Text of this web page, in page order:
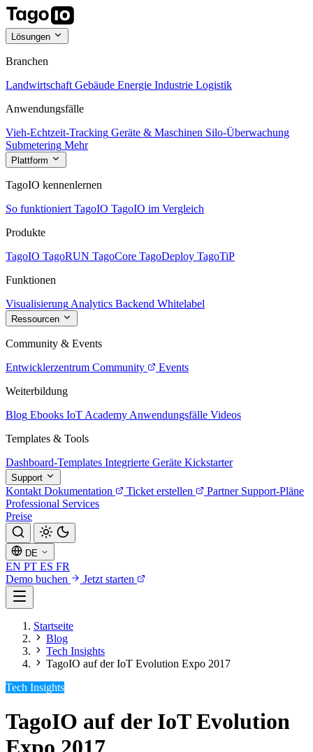
Lösungen
Branchen
Landwirtschaft Gebäude Energie Industrie Logistik
Anwendungsfälle
Vieh-Echtzeit-Tracking Geräte & Maschinen Silo-Überwachung
Submetering Mehr
Plattform
TagoIO kennenlernen
So funktioniert TagoIO TagoIO im Vergleich
Produkte
TagoIO TagoRUN TagoCore TagoDeploy TagoTiP
Funktionen
Visualisierung Analytics Backend Whitelabel
Ressourcen
Community & Events
Entwicklerzentrum Community
Events
Weiterbildung
Blog Ebooks IoT Academy Anwendungsfälle Videos
Templates & Tools
Dashboard-Templates Integrierte Geräte Kickstarter
Support
Kontakt Dokumentation Ticket erstellen Partner Support-Pläne
Professional Services
Preise
DE
EN PT ES FR
Demo buchen
Jetzt starten
Startseite
Blog
Tech Insights
TagoIO auf der IoT Evolution Expo 2017
Tech Insights
TagoIO auf der IoT Evolution